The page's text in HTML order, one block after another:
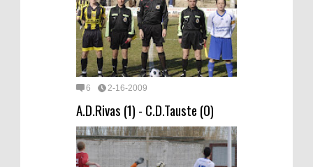
6 2-16-2009
A.D.Rivas (1) - C.D.Tauste (0)